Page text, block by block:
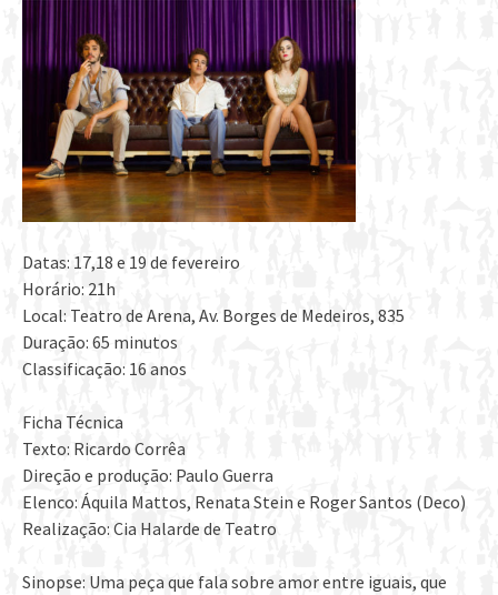
Datas: 17,18 e 19 de fevereiro
Horário: 21h
Local: Teatro de Arena, Av. Borges de Medeiros, 835
Duração: 65 minutos
Classificação: 16 anos
Ficha Técnica
Texto: Ricardo Corrêa
Direção e produção: Paulo Guerra
Elenco: Áquila Mattos, Renata Stein e Roger Santos (Deco)
Realização: Cia Halarde de Teatro
Sinopse: Uma peça que fala sobre amor entre iguais, que